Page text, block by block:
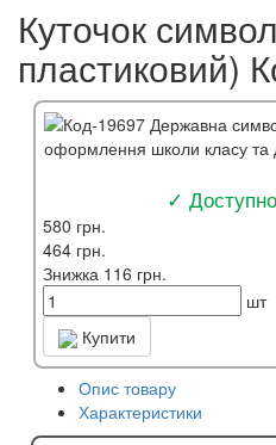
Куточок
пластиковий)
✓ Доступно
580 грн.
464 грн.
Знижка 116 грн.
шт
Купити
Опис товару
Характеристики